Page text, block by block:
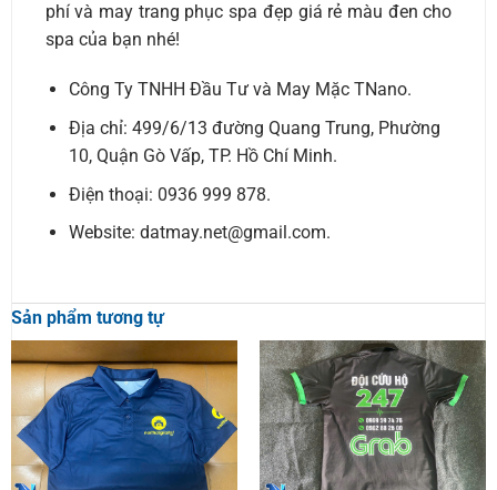
phí và may trang phục spa đẹp giá rẻ màu đen cho
spa của bạn nhé!
Công Ty TNHH Đầu Tư và May Mặc TNano.
Địa chỉ: 499/6/13 đường Quang Trung, Phường
10, Quận Gò Vấp, TP. Hồ Chí Minh.
Điện thoại: 0936 999 878.
Website: datmay.net@gmail.com.
Sản phẩm tương tự